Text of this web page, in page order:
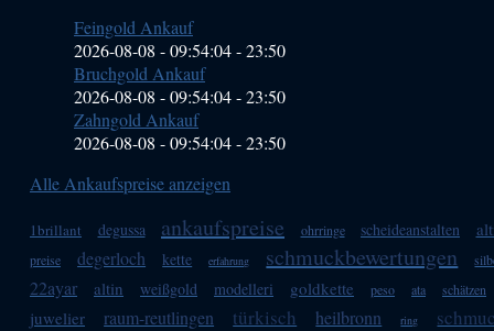
Feingold Ankauf
2026-08-08 - 09:54:04-23:50
Bruchgold Ankauf
2026-08-08 - 09:54:04-23:50
Zahngold Ankauf
2026-08-08 - 09:54:04-23:50
Alle Ankaufspreise anzeigen
1brillant degussa ankaufspreise ohrringe scheideanstalten
preise degerloch kette erfahrung schmuckbewertungen
22ayar altin weißgold modelleri goldkette peso ata schätzen
juwelier raum-reutlingen türkisch heilbronn ring